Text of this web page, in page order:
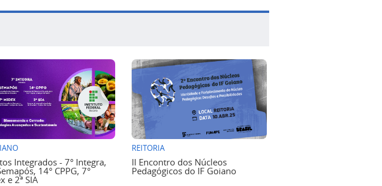
Integrados - 7° Integra,
14° CPPG, 7°
e 2ª SIA
REITORIA
II Encontro dos Núcleos
Pedagógicos do IF Goiano